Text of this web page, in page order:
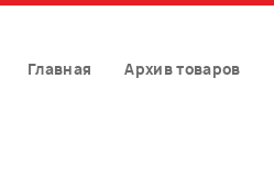
Главная Архив товаров